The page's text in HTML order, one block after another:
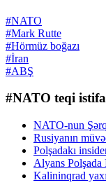
#NATO
#Mark Rutte
#Hörmüz boğazı
#İran
#ABŞ
#NATO teqi
NATO-nun
Rusiyanın
Polşadakı
Alyans Polşada
Kalininqrad